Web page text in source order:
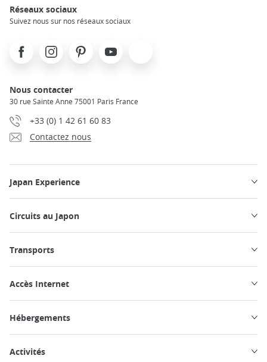
Réseaux sociaux
Suivez nous sur nos réseaux sociaux
FacebookInstagramPinterest Youtube
Nous contacter
30 rue Sainte Anne 75001 Paris France
+33 (0) 1 42 61 60 83
Contactez nous
Japan Experience
Circuits au Japon
Transports
Accès Internet
Hébergements
Activités